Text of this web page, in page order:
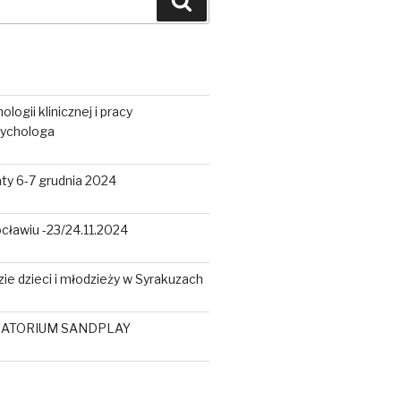
klinicznej i pracy
6-7 grudnia 2024
-23/24.11.2024
dzieci i młodzieży w Syrakuzach
SANDPLAY